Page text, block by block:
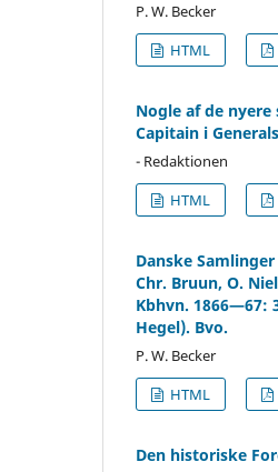
P. W. Becker
HTML
Nogle af de
Capitain i
- Redaktionen
HTML
Danske
Chr. Bruun, O.
Kbhvn. 1866—67:
Hegel). Bvo.
P. W. Becker
HTML
Den historiske